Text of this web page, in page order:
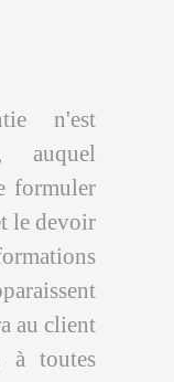
n'est
auquel
formuler
le devoir
au client
à toutes